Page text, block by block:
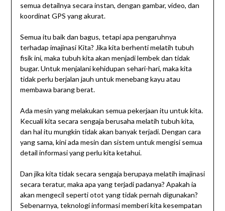
semua detailnya secara instan, dengan gambar, video, dan
koordinat GPS yang akurat.
Semua itu baik dan bagus, tetapi apa pengaruhnya
terhadap imajinasi Kita? Jika kita berhenti melatih tubuh
fisik ini, maka tubuh kita akan menjadi lembek dan tidak
bugar. Untuk menjalani kehidupan sehari-hari, maka kita
tidak perlu berjalan jauh untuk menebang kayu atau
membawa barang berat.
Ada mesin yang melakukan semua pekerjaan itu untuk kita.
Kecuali kita secara sengaja berusaha melatih tubuh kita,
dan hal itu mungkin tidak akan banyak terjadi. Dengan cara
yang sama, kini ada mesin dan sistem untuk mengisi semua
detail informasi yang perlu kita ketahui.
Dan jika kita tidak secara sengaja berupaya melatih imajinasi
secara teratur, maka apa yang terjadi padanya? Apakah ia
akan mengecil seperti otot yang tidak pernah digunakan?
Sebenarnya, teknologi informasi memberi kita kesempatan